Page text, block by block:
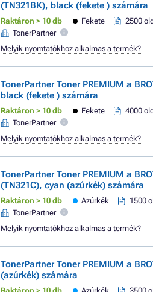
(TN321BK), black (fekete ) számára
Raktáron > 10 db Fekete 2500
TonerPartner
Melyik nyomtatókhoz alkalmas a termék?
TonerPartner Toner PREMIUM a
black (fekete ) számára
Raktáron > 10 db Fekete 4000
TonerPartner
Melyik nyomtatókhoz alkalmas a termék?
TonerPartner Toner PREMIUM a
(TN321C), cyan (azúrkék) számára
Raktáron > 10 db Azúrkék 1500
TonerPartner
Melyik nyomtatókhoz alkalmas a termék?
TonerPartner Toner PREMIUM a
(azúrkék) számára